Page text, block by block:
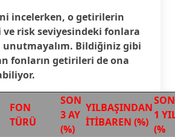
incelerken, o getirilerin
risk seviyesindeki fonlara
Bildiğiniz gibi
fonların getirileri de ona
FON
TÜRÜ
SON
3 AY
(%)
YILBAŞINDAN
İTİBAREN (%)
SON
1
(%